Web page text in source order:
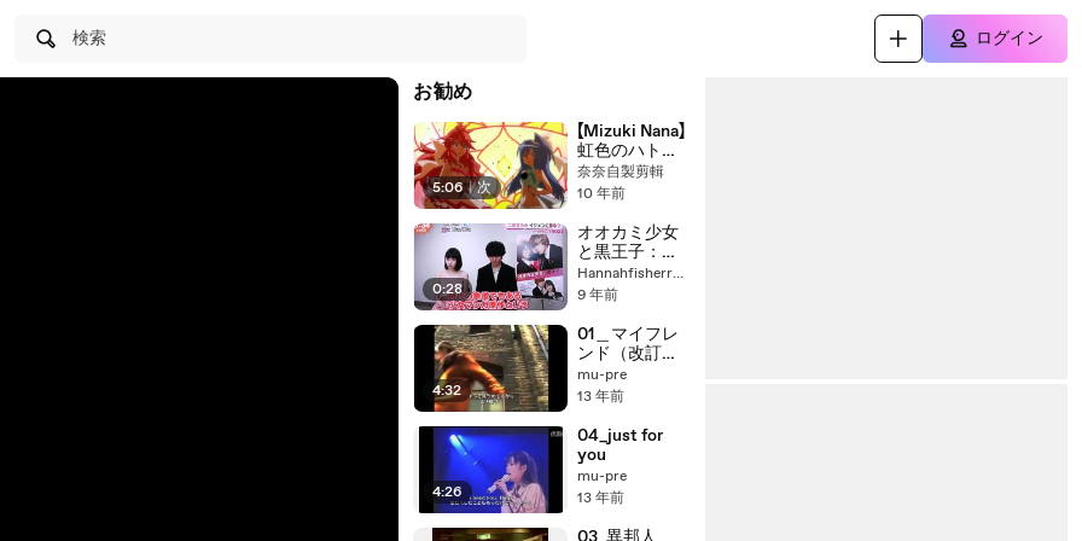
検索 ログイン
お勧め
5:06 | 次
【Mizuki Nana】
虹色のハトプ
リ→ 逆光のハ
トプリ
奈奈自製剪輯
10 年前
0:28
オオカミ少女
と黒王子：主
演の二階堂ふ
みさ�
Hannahfisherrockloi
9 年前
4:32
01＿マイフレ
ンド（改訂
版）
mu-pre
13 年前
4:26
04_just for
you
mu-pre
13 年前